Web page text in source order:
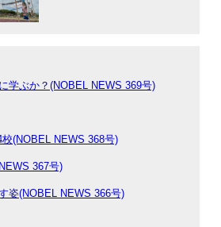
学ぶか？(NOBEL NEWS 369号)
(NOBEL NEWS 368号)
367号)
姿(NOBEL NEWS 366号)